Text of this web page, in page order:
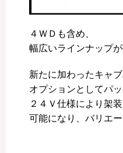
４ＷＤも含め、
幅広いラインナップ
新たに加わったキャ
オプションとしてパ
２４Ｖ仕様により架
可能になり、バリエー